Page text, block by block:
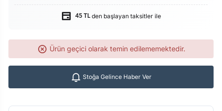
45 TL den başlayan taksitler ile
Ürün geçici olarak temin edilememektedir.
Stoğa Gelince Haber Ver